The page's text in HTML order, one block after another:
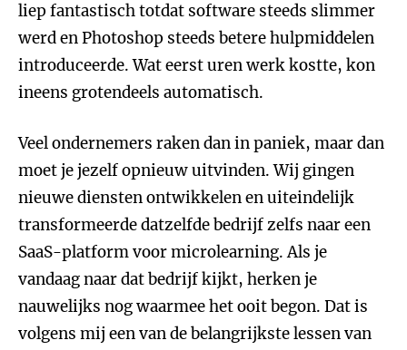
liep fantastisch totdat software steeds slimmer
werd en Photoshop steeds betere hulpmiddelen
introduceerde. Wat eerst uren werk kostte, kon
ineens grotendeels automatisch.
Veel ondernemers raken dan in paniek, maar dan
moet je jezelf opnieuw uitvinden. Wij gingen
nieuwe diensten ontwikkelen en uiteindelijk
transformeerde datzelfde bedrijf zelfs naar een
SaaS-platform voor microlearning. Als je
vandaag naar dat bedrijf kijkt, herken je
nauwelijks nog waarmee het ooit begon. Dat is
volgens mij een van de belangrijkste lessen van